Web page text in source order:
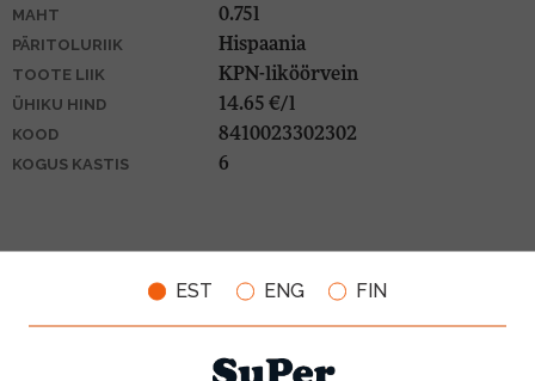
EST ENG FIN
MAHT 0.75l
PÄRITOLURIIK Hispaania
TOOTE LIIK KPN-liköörvein
ÜHIKU HIND 14.65 €/l
KOOD 8410023302302
KOGUS KASTIS 6